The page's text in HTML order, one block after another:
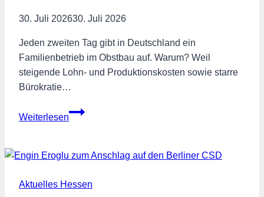
30. Juli 202630. Juli 2026
Jeden zweiten Tag gibt in Deutschland ein
Familienbetrieb im Obstbau auf. Warum? Weil
steigende Lohn- und Produktionskosten sowie starre
Bürokratie…
Weiterlesen
Höfesterben
Heimischen
vor
Aktuelles Hessen